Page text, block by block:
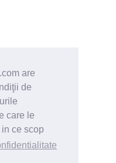
are
de
care le
ce scop